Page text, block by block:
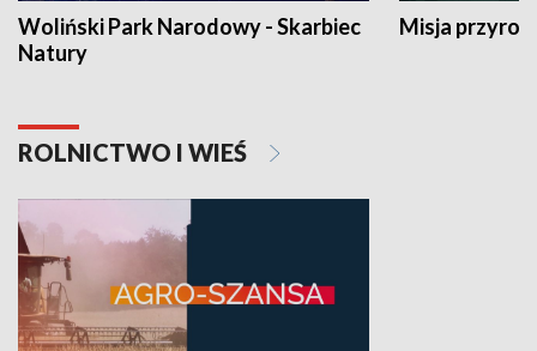
Woliński Park Narodowy - Skarbiec
Natury
Misja
ROLNICTWO I WIEŚ